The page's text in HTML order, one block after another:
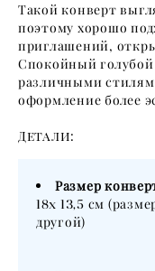
Такой конверт
поэтому хорошо
приглашений,
Спокойный голубой
различными
оформление более
Детали:
Размер
18х 13,5 см
другой)